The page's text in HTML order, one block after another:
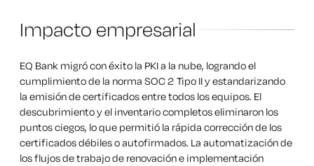
Impacto empresarial
EQ Bank migró con éxito la PKI a la nube, logrando el
cumplimiento de la norma SOC 2 Tipo II y estandarizando
la emisión de certificados entre todos los equipos. El
descubrimiento y el inventario completos eliminaron los
puntos ciegos, lo que permitió la rápida corrección de los
certificados débiles o autofirmados. La automatización de
los flujos de trabajo de renovación e implementación